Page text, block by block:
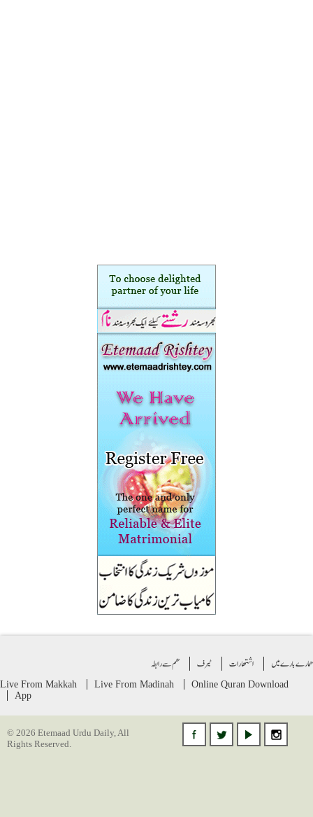
بارے میں اشتهارات ٹیرف ھم سے رابطہ
Live From Makkah Live From Madinah Online Quran Download
App
© 2026 Etemaad Urdu Daily, All
Rights Reserved.